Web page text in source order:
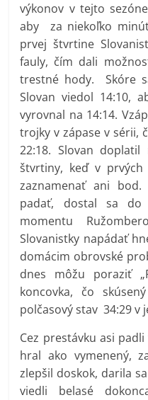
výkonov v tejto
aby za niekoľko
prvej štvrtine
fauly, čím dali
trestné hody. Skóre
Slovan viedol 14:10,
vyrovnal na 14:14.
trojky v zápase v sérii,
22:18. Slovan
štvrtiny, keď v
zaznamenať ani
padať, dostal sa do
momentu
Slovanistky napádať
domácim obrovské
dnes môžu poraziť
koncovka, čo
polčasový stav 34:29 v
Cez prestávku asi
hral ako vymenený,
zlepšil doskok, darila
viedli belasé